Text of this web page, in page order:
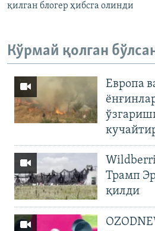
қилган блогер ҳибсга олинди
Кўрмай қолган
Европа
Трамп
қилди